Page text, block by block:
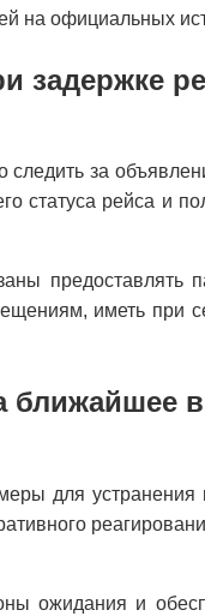
на официальных
задержке
следить за
статуса рейса и
иметь при
ближайшее
для устранения
ожидания и